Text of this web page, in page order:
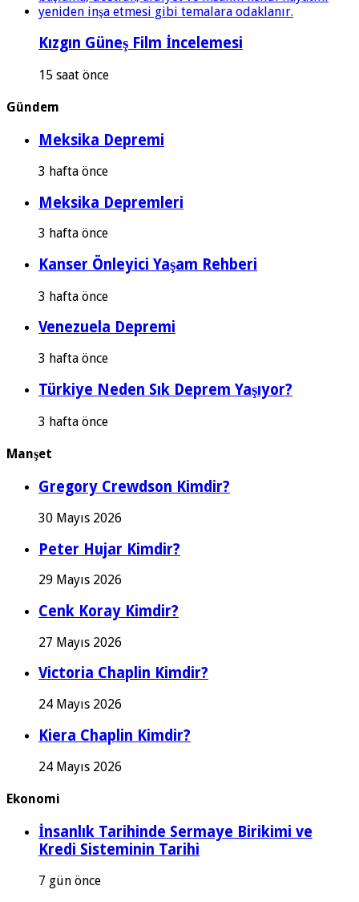
Kızgın Güneş Film İncelemesi
15 saat önce
Gündem
Meksika Depremi
3 hafta önce
Meksika Depremleri
3 hafta önce
Kanser Önleyici Yaşam Rehberi
3 hafta önce
Venezuela Depremi
3 hafta önce
Türkiye Neden Sık Deprem Yaşıyor?
3 hafta önce
Manşet
Gregory Crewdson Kimdir?
30 Mayıs 2026
Peter Hujar Kimdir?
29 Mayıs 2026
Cenk Koray Kimdir?
27 Mayıs 2026
Victoria Chaplin Kimdir?
24 Mayıs 2026
Kiera Chaplin Kimdir?
24 Mayıs 2026
Ekonomi
İnsanlık Tarihinde Sermaye Birikimi ve
Kredi Sisteminin Tarihi
7 gün önce